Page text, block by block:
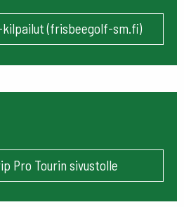
kilpailut (frisbeegolf-sm.fi)
Pro Tourin sivustolle